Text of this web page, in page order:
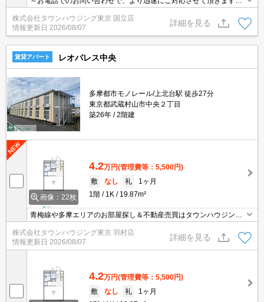
地域密着タウンハウジング【国立店】まで～
株式会社タウンハウジング東京 国立店
情報更新日 2026/08/07
詳細を見る
賃貸アパート レオパレス中央
多摩都市モノレール/上北台駅 徒歩27分
東京都武蔵村山市中央２丁目
築26年
2階建
画像：22枚
4.2万円(管理費等：5,500円)
敷
なし 礼
1ヶ月
1階
1K 19.87m²
青梅線や多摩エリアのお部屋探し＆不動産売買はタウンハウジング
羽村店にお任せを！ご来店時無料駐車場ご用意あります！
株式会社タウンハウジング東京 羽村店
情報更新日 2026/08/07
詳細を見る
4.2万円(管理費等：5,500円)
敷
なし 礼
1ヶ月